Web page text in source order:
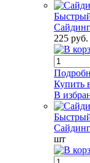
225 руб.
Купить
В
шт